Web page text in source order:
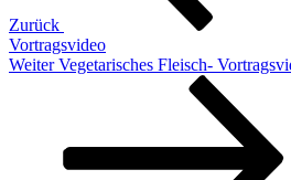
Zurück
Vortragsvideo
Nächster
Weiter Vegetarisches Fleisch-